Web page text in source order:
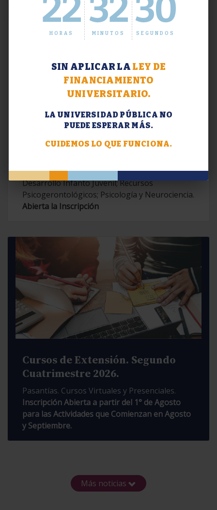
22
HORAS
32
MINUTOS
31
SEGUNDOS
SIN APLICAR LA LEY DE
FINANCIAMIENTO
UNIVERSITARIO.
LA UNIVERSIDAD PÚBLICA NO
PUEDE ESPERAR MÁS.
CUIDEMOS LO QUE FUNCIONA.
Extensión. Diplomaturas 2026.
Contemporáneas; Problemáticas en el
Desarrollo Infanto Juvenil; Recursos
Psicogerontológicos; Psicología y Neurociencia.
Abierta la Inscripción
Cursos de Extensión. Segundo
Cuatrimestre 2026.
Pasantías. Cursos Virtuales y Presenciales.
Inscripción Abierta a partir del 1° de Agosto
para las Actividades que Comienzan en Agosto
y Septiembre.
Más noticias